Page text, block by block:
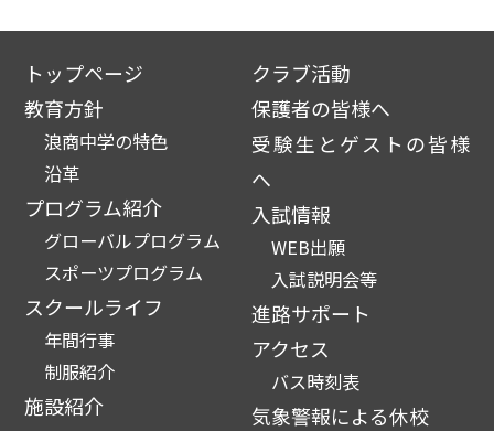
トップページ
教育方針
浪商中学の特色
沿革
プログラム紹介
グローバルプログラム
スポーツプログラム
スクールライフ
年間行事
制服紹介
施設紹介
クラブ活動
保護者の皆様へ
受験生とゲストの皆様
へ
入試情報
WEB出願
入試説明会等
進路サポート
アクセス
バス時刻表
気象警報による休校